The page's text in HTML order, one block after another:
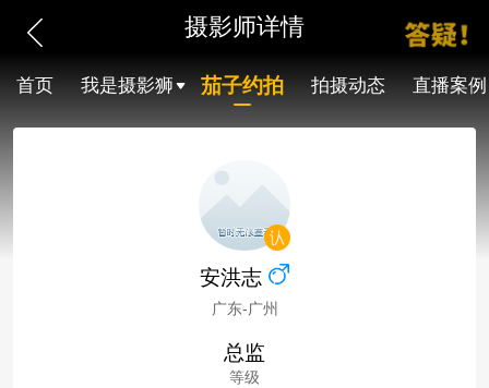
摄影师详情
首页 我是摄影狮 茄子约拍 拍摄动态 直播案例
安洪志
广东-广州
总监
等级